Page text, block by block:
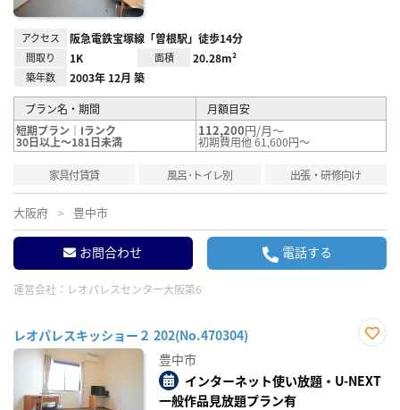
アクセス 阪急電鉄宝塚線「曽根駅」徒歩14分
間取り 1K 面積 20.28m²
築年数 2003年 12月 築
プラン名・期間
月額目安
短期プラン｜Iランク
30日以上～181日未満
112,200円/月～
初期費用他 61,600円～
家具付賃貸 風呂･トイレ別 出張・研修向け
大阪府 豊中市
お問合わせ 電話する
運営会社： レオパレスセンター大阪第6
レオパレスキッショー２ 202(No.470304)
り登
録
豊中市
インターネット使い放題・U-NEXT
一般作品見放題プラン有